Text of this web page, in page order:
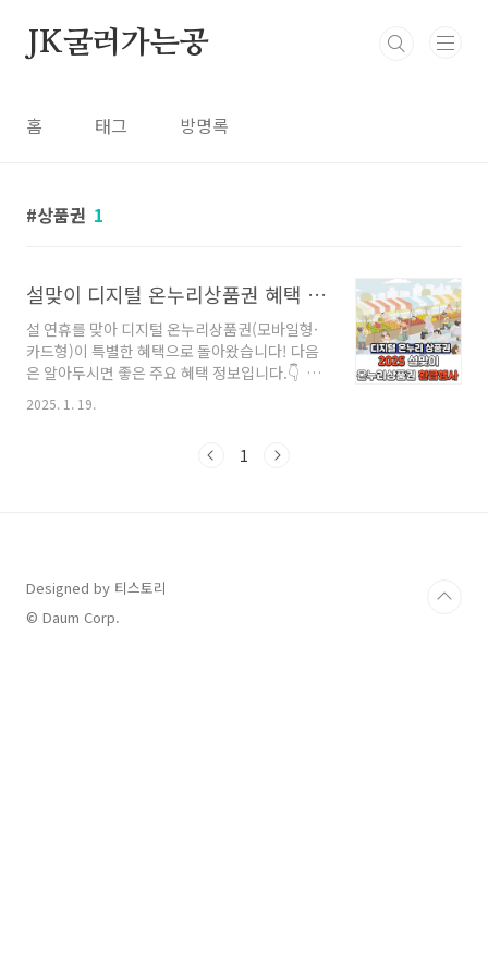
JK굴러가는공
홈 태그 방명록
상품권 1
설맞이 디지털 온누리상품권 혜택 요약
설 연휴를 맞아 디지털 온누리상품권(모바일형·
카드형)이 특별한 혜택으로 돌아왔습니다! 다음
은 알아두시면 좋은 주요 혜택 정보입니다.👇 디
지털 온누리상품권 15% 특별 할인할인율: 기존
10% → 15% 상향적용 한도: 1인당 최대 200만
일사용 방법: ✔️ 카드형: 기존 카드 등록 후 금
급 조건: 최소 결제금 7,000원 이상환급 일정:
✔️ 1회차: 1월 1..
2025. 1. 19.
1
Designed by 티스토리
© Daum Corp.